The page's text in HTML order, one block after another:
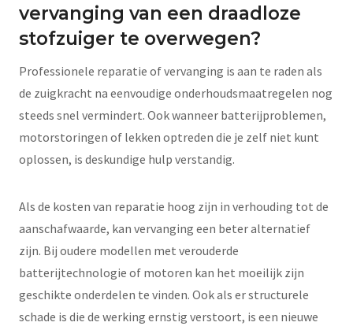
vervanging van een draadloze
stofzuiger te overwegen?
Professionele reparatie of vervanging is aan te raden als
de zuigkracht na eenvoudige onderhoudsmaatregelen nog
steeds snel vermindert. Ook wanneer batterijproblemen,
motorstoringen of lekken optreden die je zelf niet kunt
oplossen, is deskundige hulp verstandig.
Als de kosten van reparatie hoog zijn in verhouding tot de
aanschafwaarde, kan vervanging een beter alternatief
zijn. Bij oudere modellen met verouderde
batterijtechnologie of motoren kan het moeilijk zijn
geschikte onderdelen te vinden. Ook als er structurele
schade is die de werking ernstig verstoort, is een nieuwe